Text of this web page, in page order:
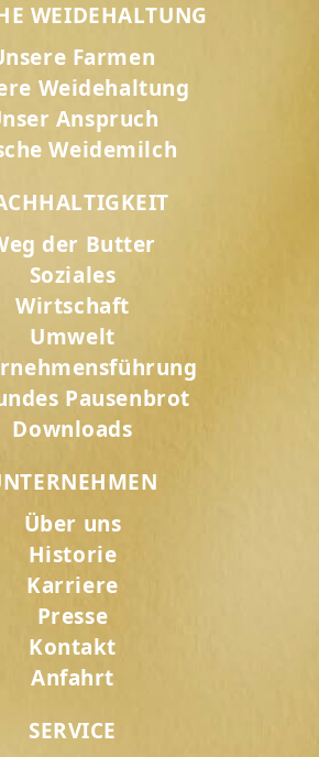
WEIDEHALTUNG
Farmen
Weidehaltung
Anspruch
Weidemilch
der Butter
Soziales
Wirtschaft
Umwelt
Pausenbrot
Downloads
Über uns
Historie
Karriere
Presse
Kontakt
Anfahrt
SERVICE